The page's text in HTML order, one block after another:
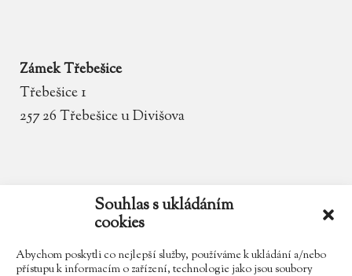
Souhlas s ukládáním
cookies
Abychom poskytli co nejlepší služby, používáme k ukládání a/nebo
přístupu k informacím o zařízení, technologie jako jsou soubory
Zámek Třebešice
Třebešice 1
257 26 Třebešice u Divišova
zamek.trebesice@volny.cz
602 354 467